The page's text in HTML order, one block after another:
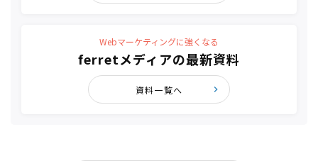
Webマーケティングに強くなる
ferretメディアの最新資料
資料一覧へ